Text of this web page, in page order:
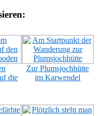
die
Zur Plumsjochhütte
im Karwendel